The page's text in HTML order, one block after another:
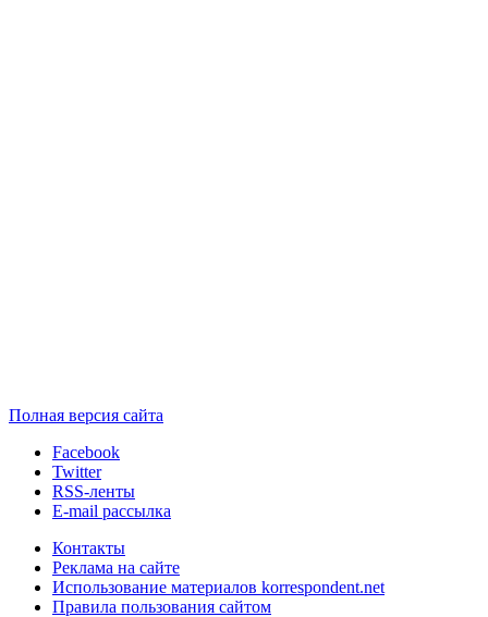
Полная версия сайта
Facebook
Twitter
RSS-ленты
E-mail рассылка
Контакты
Реклама на сайте
Использование материалов korrespondent.net
Правила пользования сайтом